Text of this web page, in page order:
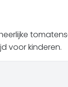
voor kinderen.